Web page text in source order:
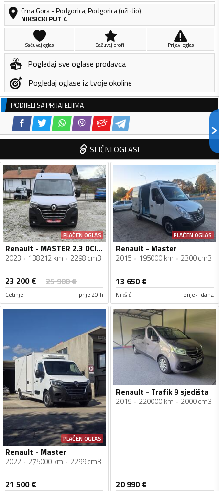
Crna Gora-Podgorica,Podgorica (uži dio)
NIKSICKI PUT 4
Sačuvaj oglas Sačuvaj profil Prijavi oglas
Pogledaj sve oglase prodavca
Pogledaj oglase iz tvoje okoline
PODIJELI SA PRIJATELJIMA
SLIČNI OGLASI
PLAĆEN OGLAS
Renault - MASTER 2.3 DCI 5.2023
2023 138212 km 2298 cm3
23 200€ 25 900€
Cetinje prije 20 h
PLAĆEN OGLAS
Renault - Master
2015 195000 km 2300 cm3
13 650€
Nikšić prije 4 dana
PLAĆEN OGLAS
Renault - Master
2022 275000 km 2299 cm3
21 500€
Renault - Trafik 9 sjedišta
2019 220000 km 2000 cm3
20 990€